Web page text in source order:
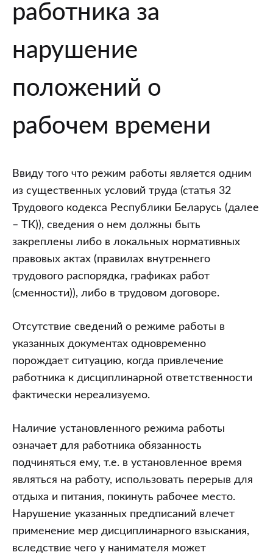
работника за
нарушение
положений о
рабочем времени
Ввиду того что режим работы является одним
из существенных условий труда (статья 32
Трудового кодекса Республики Беларусь (далее
– ТК)), сведения о нем должны быть
закреплены либо в локальных нормативных
правовых актах (правилах внутреннего
трудового распорядка, графиках работ
(сменности)), либо в трудовом договоре.
Отсутствие сведений о режиме работы в
указанных документах одновременно
порождает ситуацию, когда привлечение
работника к дисциплинарной ответственности
фактически нереализуемо.
Наличие установленного режима работы
означает для работника обязанность
подчиняться ему, т.е. в установленное время
являться на работу, использовать перерыв для
отдыха и питания, покинуть рабочее место.
Нарушение указанных предписаний влечет
применение мер дисциплинарного взыскания,
вследствие чего у нанимателя может